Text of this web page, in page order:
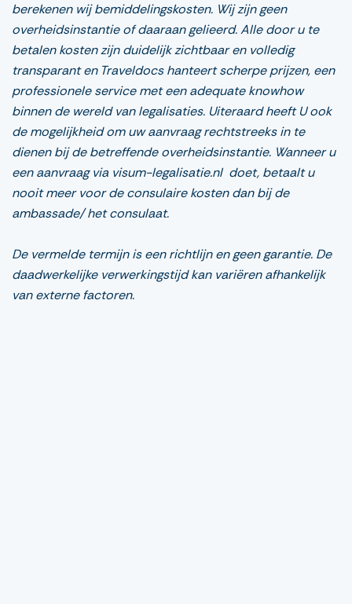
berekenen wij bemiddelingskosten. Wij zijn geen
overheidsinstantie of daaraan gelieerd. Alle door u te
betalen kosten zijn duidelijk zichtbaar en volledig
transparant en Traveldocs hanteert scherpe prijzen, een
professionele service met een adequate knowhow
binnen de wereld van legalisaties. Uiteraard heeft U ook
de mogelijkheid om uw aanvraag rechtstreeks in te
dienen bij de betreffende overheidsinstantie. Wanneer u
een aanvraag via visum-legalisatie.nl doet, betaalt u
nooit meer voor de consulaire kosten dan bij de
ambassade/ het consulaat.
De vermelde termijn is een richtlijn en geen garantie. De
daadwerkelijke verwerkingstijd kan variëren afhankelijk
van externe factoren.